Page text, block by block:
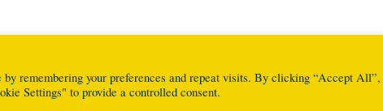
remembering your preferences and repeat visits. By clicking “Accept All”,
Settings" to provide a controlled consent.